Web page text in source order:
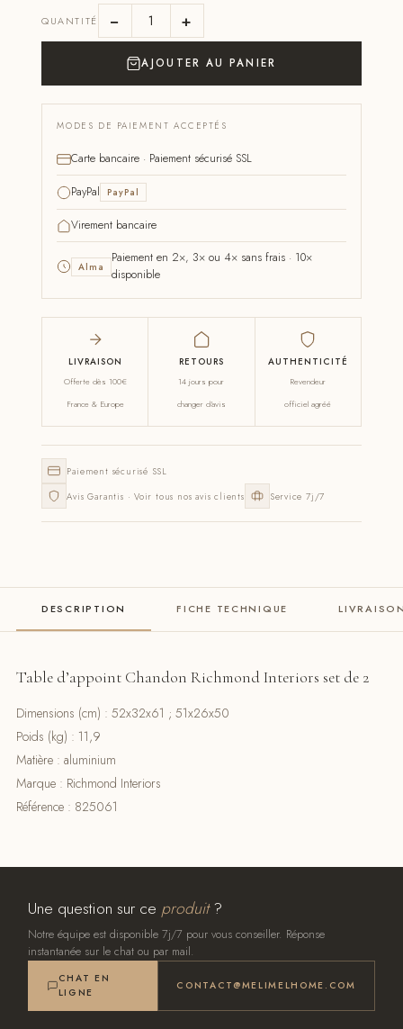
QUANTITÉ − +
AJOUTER AU PANIER
MODES DE PAIEMENT ACCEPTÉS
Carte bancaire · Paiement sécurisé SSL
PayPal PayPal
Virement bancaire
Alma
Paiement en 2×, 3× ou 4× sans frais · 10×
disponible
LIVRAISON
Offerte dès 100€
France & Europe
RETOURS
14 jours pour
changer d'avis
AUTHENTICITÉ
Revendeur
officiel agréé
Paiement sécurisé SSL
Avis Garantis · Voir tous nos avis clients
Service 7j/7
DESCRIPTION FICHE TECHNIQUE
Table d’appoint Chandon Richmond Interiors set de 2
Dimensions (cm) : 52x32x61 ; 51x26x50
Poids (kg) : 11,9
Matière : aluminium
Marque : Richmond Interiors
Référence : 825061
Une question sur ce produit?
Notre équipe est disponible 7j/7 pour vous conseiller. Réponse
instantanée sur le chat ou par mail.
CHAT EN
LIGNE
CONTACT@MELIMELHOME.COM